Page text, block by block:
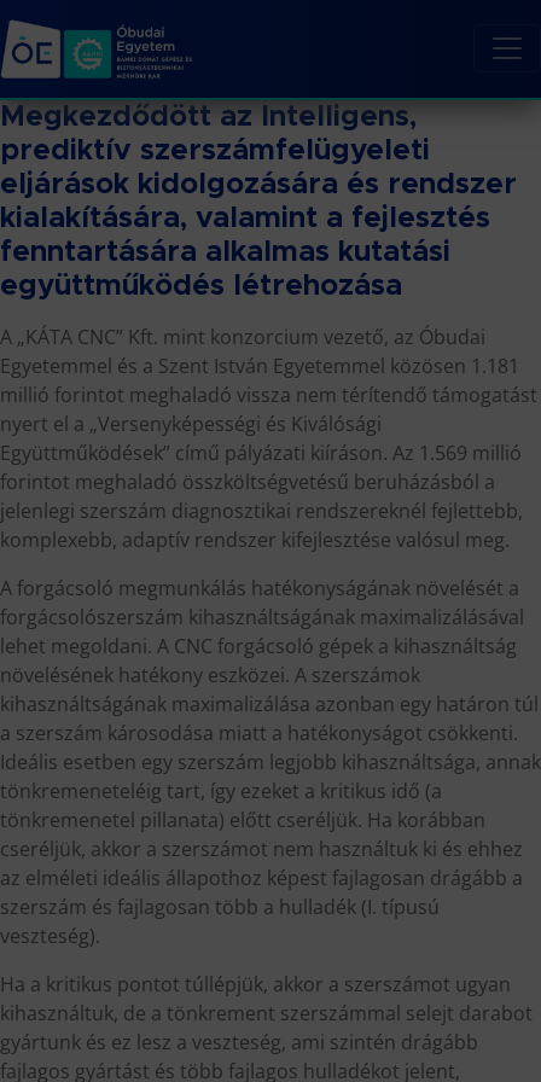
Megkezdődött az Intelligens,
prediktív szerszámfelügyeleti
eljárások kidolgozására és rendszer
kialakítására, valamint a fejlesztés
fenntartására alkalmas kutatási
együttműködés létrehozása
A „KÁTA CNC” Kft. mint konzorcium vezető, az Óbudai
Egyetemmel és a Szent István Egyetemmel közösen 1.181
millió forintot meghaladó vissza nem térítendő támogatást
nyert el a „Versenyképességi és Kiválósági
Együttműködések” című pályázati kiíráson. Az 1.569 millió
forintot meghaladó összköltségvetésű beruházásból a
jelenlegi szerszám diagnosztikai rendszereknél fejlettebb,
komplexebb, adaptív rendszer kifejlesztése valósul meg.
A forgácsoló megmunkálás hatékonyságának növelését a
forgácsolószerszám kihasználtságának maximalizálásával
lehet megoldani. A CNC forgácsoló gépek a kihasználtság
növelésének hatékony eszközei. A szerszámok
kihasználtságának maximalizálása azonban egy határon túl
a szerszám károsodása miatt a hatékonyságot csökkenti.
Ideális esetben egy szerszám legjobb kihasználtsága, annak
tönkremeneteléig tart, így ezeket a kritikus idő (a
tönkremenetel pillanata) előtt cseréljük. Ha korábban
cseréljük, akkor a szerszámot nem használtuk ki és ehhez
az elméleti ideális állapothoz képest fajlagosan drágább a
szerszám és fajlagosan több a hulladék (I. típusú
veszteség).
Ha a kritikus pontot túllépjük, akkor a szerszámot ugyan
kihasználtuk, de a tönkrement szerszámmal selejt darabot
gyártunk és ez lesz a veszteség, ami szintén drágább
fajlagos gyártást és több fajlagos hulladékot jelent,